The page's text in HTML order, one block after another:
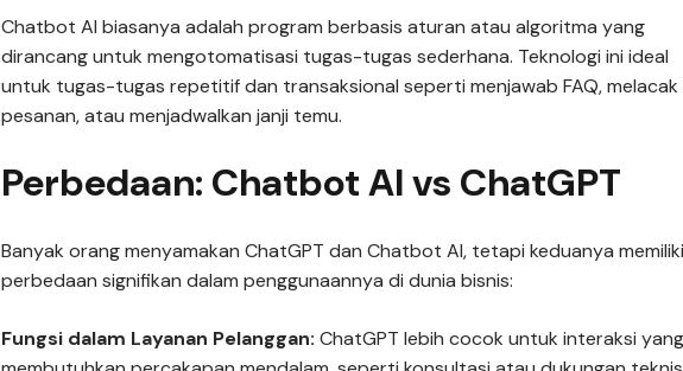
Chatbot AI biasanya adalah program berbasis aturan atau algoritma yang
dirancang untuk mengotomatisasi tugas-tugas sederhana. Teknologi ini ideal
untuk tugas-tugas repetitif dan transaksional seperti menjawab FAQ, melacak
pesanan, atau menjadwalkan janji temu.
Perbedaan: Chatbot AI vs ChatGPT
Banyak orang menyamakan ChatGPT dan Chatbot AI, tetapi keduanya memiliki
perbedaan signifikan dalam penggunaannya di dunia bisnis:
Fungsi dalam Layanan Pelanggan: ChatGPT lebih cocok untuk interaksi yang